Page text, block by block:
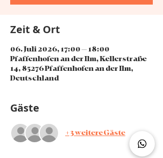
Zeit & Ort
06. Juli 2026, 17:00 – 18:00
Pfaffenhofen an der Ilm, Kellerstraße
14, 85276 Pfaffenhofen an der Ilm,
Deutschland
Gäste
+3 weitere Gäste